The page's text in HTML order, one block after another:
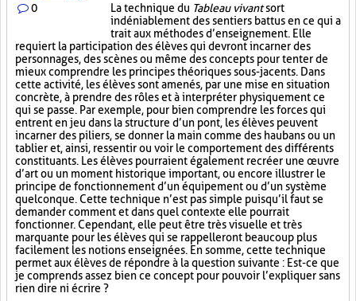
0 La technique du Tableau vivantsort
indéniablement des sentiers battus en ce qui a
trait aux méthodes d’enseignement. Elle
requiert la participation des élèves qui devront incarner des
personnages, des scènes ou même des concepts pour tenter de
mieux comprendre les principes théoriques sous-jacents. Dans
cette activité, les élèves sont amenés, par une mise en situation
concrète, à prendre des rôles et à interpréter physiquement ce
qui se passe. Par exemple, pour bien comprendre les forces qui
entrent en jeu dans la structure d’un pont, les élèves peuvent
incarner des piliers, se donner la main comme des haubans ou un
tablier et, ainsi, ressentir ou voir le comportement des différents
constituants. Les élèves pourraient également recréer une œuvre
d’art ou un moment historique important, ou encore illustrer le
principe de fonctionnement d’un équipement ou d’un système
quelconque. Cette technique n’est pas simple puisqu’il faut se
demander comment et dans quel contexte elle pourrait
fonctionner. Cependant, elle peut être très visuelle et très
marquante pour les élèves qui se rappelleront beaucoup plus
facilement les notions enseignées. En somme, cette technique
permet aux élèves de répondre à la question suivante : Est-ce que
je comprends assez bien ce concept pour pouvoir l’expliquer sans
rien dire ni écrire ?